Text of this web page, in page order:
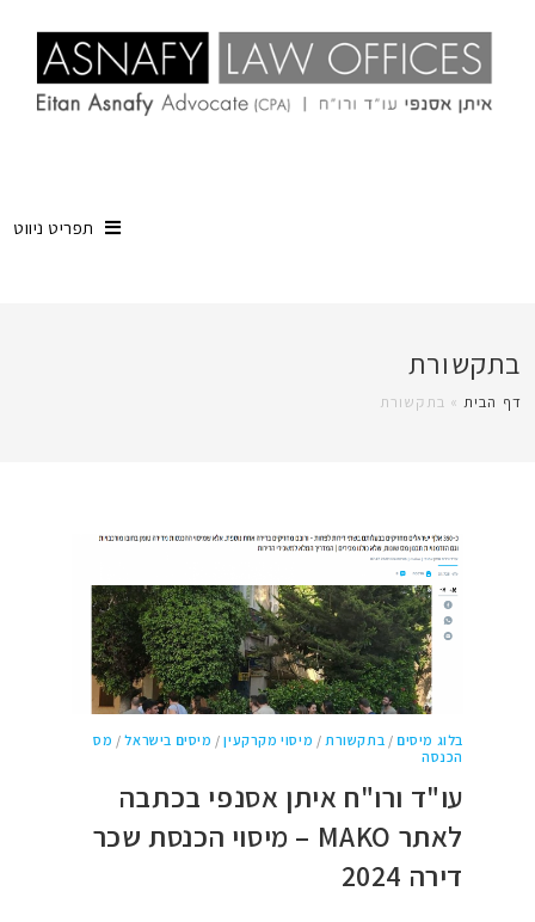
תפריט ניווט
בתקשורת
דף הבית» בתקשורת
בלוג מיסים / בתקשורת / מיסוי מקרקעין/ מיסים בישראל/ מס
הכנסה
עו"ד ורו"ח איתן אסנפי בכתבה
לאתר MAKO – מיסוי הכנסת שכר
דירה 2024